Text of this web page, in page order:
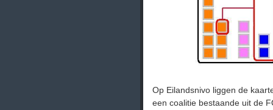
Op Eilandsnivo liggen de
een coalitie bestaande uit de